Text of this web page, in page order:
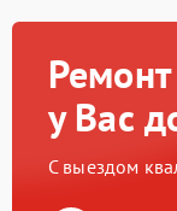
у Вас
С выездом